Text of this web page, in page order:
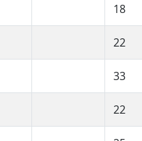
18
22
33
22